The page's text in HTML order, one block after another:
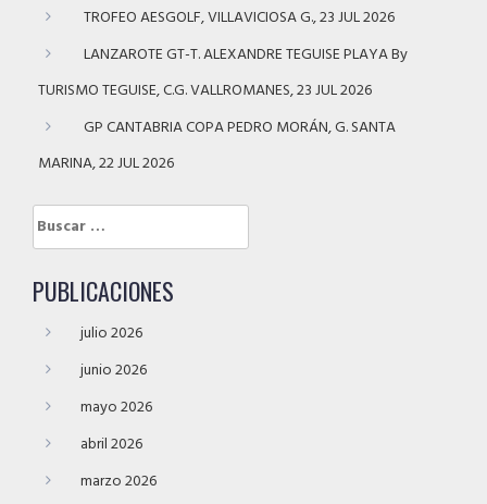
TROFEO AESGOLF, VILLAVICIOSA G., 23 JUL 2026
LANZAROTE GT-T. ALEXANDRE TEGUISE PLAYA By
TURISMO TEGUISE, C.G. VALLROMANES, 23 JUL 2026
GP CANTABRIA COPA PEDRO MORÁN, G. SANTA
MARINA, 22 JUL 2026
Buscar:
PUBLICACIONES
julio 2026
junio 2026
mayo 2026
abril 2026
marzo 2026